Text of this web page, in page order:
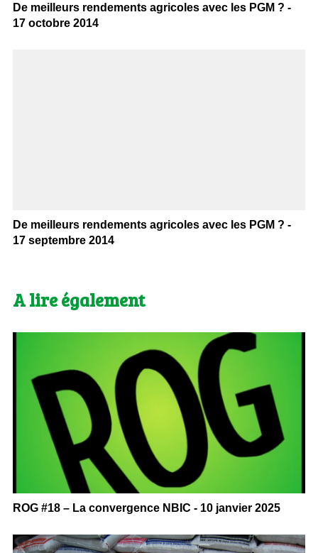
De meilleurs rendements agricoles avec les PGM ? -
17 octobre 2014
De meilleurs rendements agricoles avec les PGM ? -
17 septembre 2014
A lire également
ROG #18 – La convergence NBIC - 10 janvier 2025